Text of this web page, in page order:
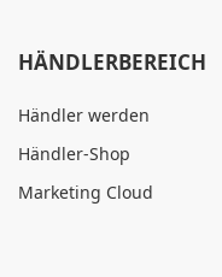
HÄNDLERBEREICH
Händler werden
Händler-Shop
Marketing Cloud